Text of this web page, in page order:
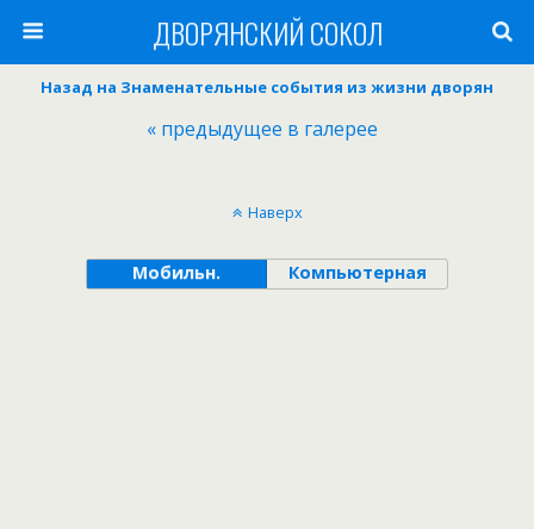
ДВОРЯНСКИЙ СОКОЛ
Назад на Знаменательные события из жизни дворян
« предыдущее в галерее
Наверх
Мобильн. Компьютерная